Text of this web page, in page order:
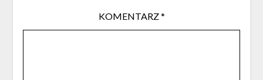
KOMENTARZ*